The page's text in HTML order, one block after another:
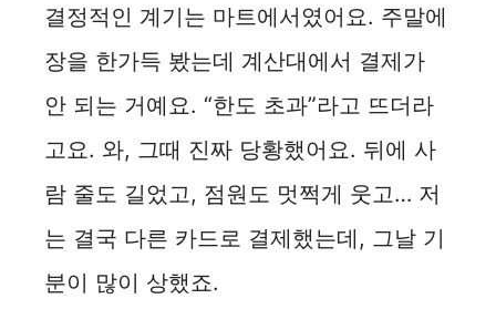
결정적인 계기는 마트에서였어요. 주말에
장을 한가득 봤는데 계산대에서 결제가
안 되는 거예요. “한도 초과”라고 뜨더라
고요. 와, 그때 진짜 당황했어요. 뒤에 사
람 줄도 길었고, 점원도 멋쩍게 웃고… 저
는 결국 다른 카드로 결제했는데, 그날 기
분이 많이 상했죠.